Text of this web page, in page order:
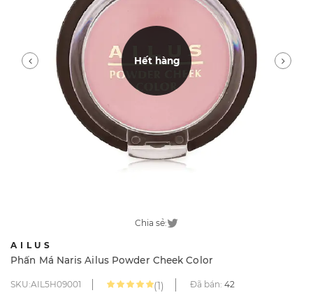
Hết hàng
Chia sẻ:
AILUS
Phấn Má Naris Ailus Powder Cheek Color
SKU:AIL5H09001 (1) Đã bán: 42